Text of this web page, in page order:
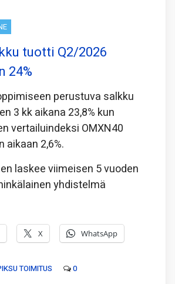
tuotti Q2/2026
24%
perustuva salkku
3 kk aikana 23,8% kun
vertailuindeksi OMXN40
2,6%.
laskee viimeisen 5 vuoden
yhdistelmä
X WhatsApp
TOIMITUS 0